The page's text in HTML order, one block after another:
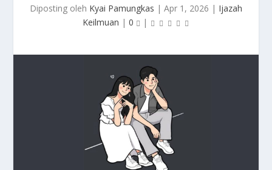
Diposting oleh Kyai Pamungkas | Apr 1, 2026 | Ijazah
Keilmuan | 0 |